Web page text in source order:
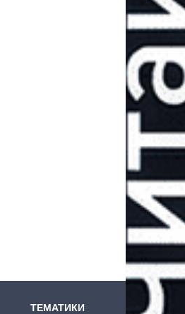
ТЕМАТИКИ